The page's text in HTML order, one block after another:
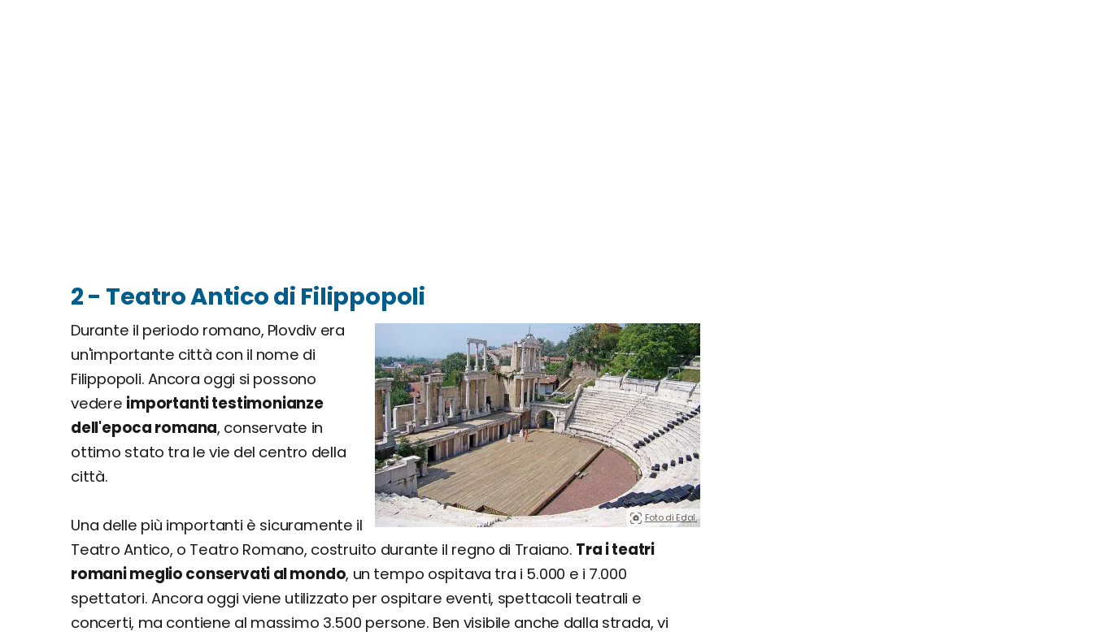
2 - Teatro Antico di Filippopoli
Foto di Edal.
Durante il periodo romano, Plovdiv era
un'importante città con il nome di
Filippopoli. Ancora oggi si possono
vedere importanti testimonianze
dell'epoca romana, conservate in
ottimo stato tra le vie del centro della
città.
Una delle più importanti è sicuramente il
Teatro Antico, o Teatro Romano, costruito durante il regno di Traiano. Tra i teatri
romani meglio conservati al mondo, un tempo ospitava tra i 5.000 e i 7.000
spettatori. Ancora oggi viene utilizzato per ospitare eventi, spettacoli teatrali e
concerti, ma contiene al massimo 3.500 persone. Ben visibile anche dalla strada, vi